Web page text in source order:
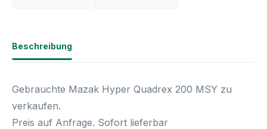
Beschreibung
Gebrauchte Mazak Hyper Quadrex 200 MSY zu
verkaufen.
Preis auf Anfrage. Sofort lieferbar